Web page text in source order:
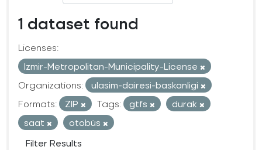
1 dataset found
Licenses:
Izmir-Metropolitan-Municipality-License
Organizations:
ulasim-dairesi-baskanligi
Formats:
ZIP Tags: gtfs
durak
saat
otobüs
Filter Results